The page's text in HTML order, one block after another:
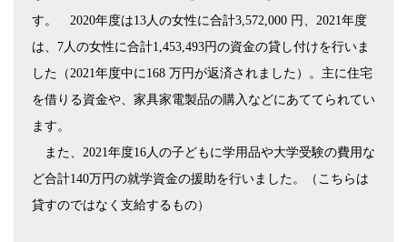
す。 2020年度は13人の女性に合計3,572,000 円、 2021年度
は、 7人の女性に合計1,453,493円の資金の貸し付けを行いま
した（2021年度中に168 万円が返済されました）。主に住宅
を借りる資金や、家具家電製品の購入などにあててられてい
ます。
また、 2021年度16人の子どもに学用品や大学受験の費用な
ど合計140万円の就学資金の援助を行いました。（こちらは
貸すのではなく支給するもの）